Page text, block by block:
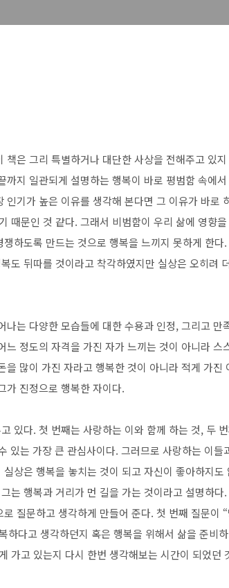
은 그리 특별하거나 대단한 사상을 전해주고 있
지 일관되게 설명하는 행복이 바로 평범함 속에서
기가 높은 이유를 생각해 본다면 그 이유가 바로
때문인 것 같다. 그래서 비범함이 우리 삶에 영향을
하도록 만드는 것으로 행복을 느끼지 못하게 한다
도 뒤따를 것이라고 착각하였지만 실상은 오히려
는 다양한 모습들에 대한 수용과 인정, 그리고 만
정도의 자격을 가진 자가 느끼는 것이 아니라 스
많이 가진 자라고 행복한 것이 아니라 적게 가진
가 진정으로 행복한 자이다.
있다. 첫 번째는 사랑하는 이와 함께 하는 것, 두
있는 가장 큰 관심사이다. 그러므로 사랑하는 이들
상은 행복을 놓치는 것이 되고 자신이 좋아하지도
는 행복과 거리가 먼 길을 가는 것이라고 설명하다.
질문하고 생각하게 만들어 준다. 첫 번째 질문이 “
하다고 생각하던지 혹은 행복을 위해서 삶을 준비
가고 있는지 다시 한번 생각해보는 시간이 되었던